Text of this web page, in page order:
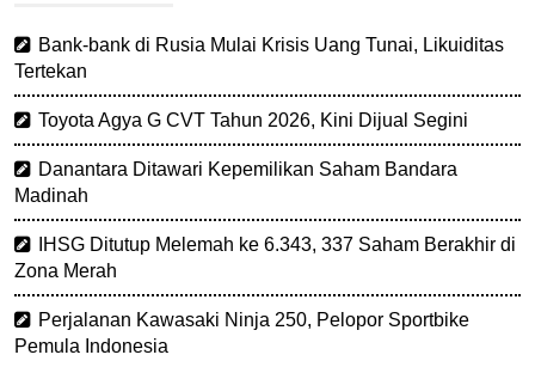
Bank-bank di Rusia Mulai Krisis Uang Tunai, Likuiditas
Tertekan
Toyota Agya G CVT Tahun 2026, Kini Dijual Segini
Danantara Ditawari Kepemilikan Saham Bandara
Madinah
IHSG Ditutup Melemah ke 6.343, 337 Saham Berakhir di
Zona Merah
Perjalanan Kawasaki Ninja 250, Pelopor Sportbike
Pemula Indonesia